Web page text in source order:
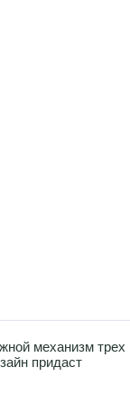
механизм трех
придаст